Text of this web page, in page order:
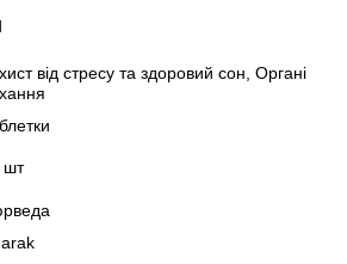
від стресу та здоровий сон, Органі
шт